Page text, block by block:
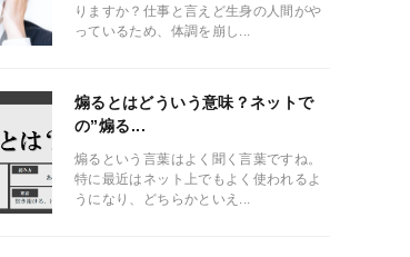
りますか？仕事と言えど生身の人間がや
っているため、体調を崩し...
煽るとはどういう意味？ネットで
の”煽る...
煽るという言葉はよく聞く言葉ですね。
特に最近はネット上でもよく使われるよ
うになり、どちらかといえ...